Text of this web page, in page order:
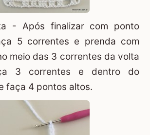
- Após finalizar com ponto
5 correntes e prenda com
meio das 3 correntes da volta
3 correntes e dentro do
faça 4 pontos altos.